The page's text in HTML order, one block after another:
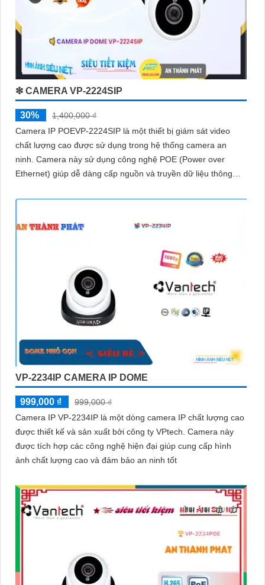
❇ CAMERA VP-2224SIP
30%
1,400,000 ₫
Camera IP POEVP-2224SIP là một thiết bị giám sát video
chất lượng cao được sử dụng trong hệ thống camera an
ninh. Camera này sử dụng công nghệ POE (Power over
Ethernet) giúp dễ dàng cấp nguồn và truyền dữ liệu thông
VP-2234IP CAMERA IP DOME
999,000 ₫
999,000 ₫
Camera IP VP-2234IP là một dòng camera IP chất lượng cao
được thiết kế và sản xuất bởi công ty VPtech. Camera này
được tích hợp các công nghệ hiện đại giúp cung cấp hình
ảnh chất lượng cao và đảm bảo an ninh tốt